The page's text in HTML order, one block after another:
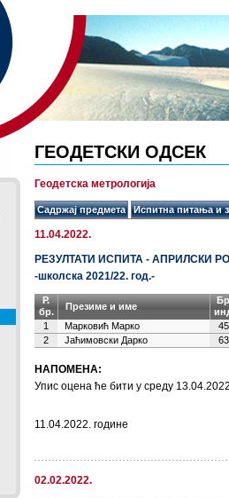
ГЕОДЕТСКИ ОДСЕК
Геодетска метрологија
Садржај предмета Испитна питања и
11.04.2022.
РЕЗУЛТАТИ ИСПИТА - АПРИЛСКИ
-школска 2021/22. год.-
Р.
бр.
Презиме и име
1
Марковић Марко 45
2
Јаћимовски Дарко 63
НАПОМЕНА:
Упис оцена ће бити у среду
11.04.2022. године
02.02.2022.